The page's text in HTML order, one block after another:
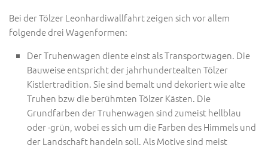
Bei der Tölzer Leonhardiwallfahrt zeigen sich vor allem
folgende drei Wagenformen:
Der Truhenwagen diente einst als Transportwagen. Die
Bauweise entspricht der jahrhundertealten Tölzer
Kistlertradition. Sie sind bemalt und dekoriert wie alte
Truhen bzw die berühmten Tölzer Kästen. Die
Grundfarben der Truhenwagen sind zumeist hellblau
oder -grün, wobei es sich um die Farben des Himmels und
der Landschaft handeln soll. Als Motive sind meist